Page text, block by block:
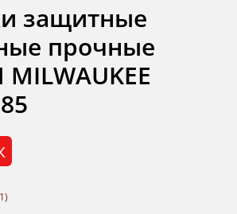
защитные
прочные
MILWAUKEE